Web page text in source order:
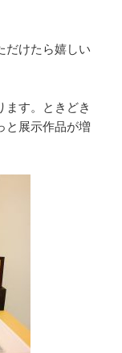
だけたら嬉しい
ます。ときどき
と展示作品が増